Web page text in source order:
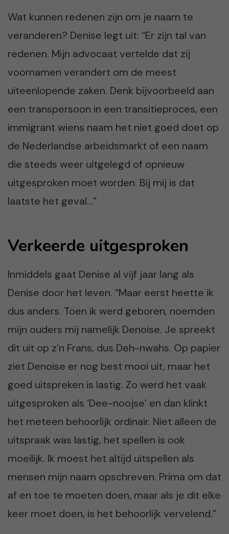
Wat kunnen redenen zijn om je naam te
veranderen? Denise legt uit: “Er zijn tal van
redenen. Mijn advocaat vertelde dat zij
voornamen verandert om de meest
uiteenlopende zaken. Denk bijvoorbeeld aan
een transpersoon in een transitieproces, een
immigrant wiens naam het niet goed doet op
de Nederlandse arbeidsmarkt of een naam
die steeds weer uitgelegd of opnieuw
uitgesproken moet worden. Bij mij is dat
laatste het geval…”
Verkeerde uitgesproken
Inmiddels gaat Denise al vijf jaar lang als
Denise door het leven. “Maar eerst heette ik
dus anders. Toen ik werd geboren, noemden
mijn ouders mij namelijk Denoise. Je spreekt
dit uit op z’n Frans, dus Deh-nwahs. Op papier
ziet Denoise er nog best mooi uit, maar het
goed uitspreken is lastig. Zo werd het vaak
uitgesproken als ‘Dee-noojse’ en dan klinkt
het meteen behoorlijk ordinair. Niet alleen de
uitspraak was lastig, het spellen is ook
moeilijk. Ik moest het altijd uitspellen als
mensen mijn naam opschreven. Prima om dat
af en toe te moeten doen, maar als je dit elke
keer moet doen, is het behoorlijk vervelend.”